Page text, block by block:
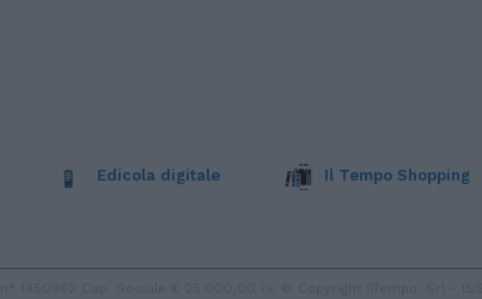
Edicola digitale Il Tempo Shopping